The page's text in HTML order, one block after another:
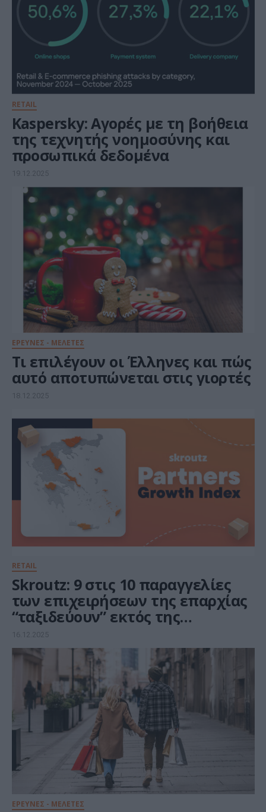
RETAIL
Kaspersky: Αγορές με τη βοήθεια
της τεχνητής νοημοσύνης και
προσωπικά δεδομένα
19.12.2025
ΕΡΕΥΝΕΣ - ΜΕΛΕΤΕΣ
Τι επιλέγουν οι Έλληνες και πώς
αυτό αποτυπώνεται στις γιορτές
18.12.2025
RETAIL
Skroutz: 9 στις 10 παραγγελίες
των επιχειρήσεων της επαρχίας
“ταξιδεύουν” εκτός της
περιφέρειάς τους
16.12.2025
ΕΡΕΥΝΕΣ - ΜΕΛΕΤΕΣ